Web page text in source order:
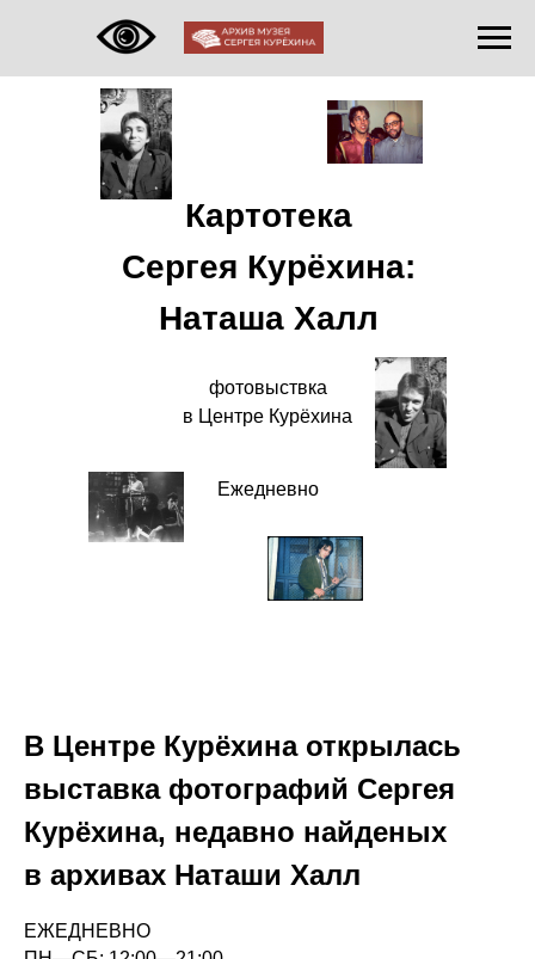
Картотека
Сергея Курёхина:
Наташа Халл
фотовыствка
в Центре Курёхина
Ежедневно
В Центре Курёхина открылась
выставка фотографий Сергея
Курёхина, недавно найденых
в архивах Наташи Халл
ЕЖЕДНЕВНО